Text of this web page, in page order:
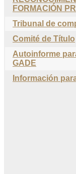
FORMACIÓN
Tribunal de
Comité de Título
Autoinforme
GADE
Información